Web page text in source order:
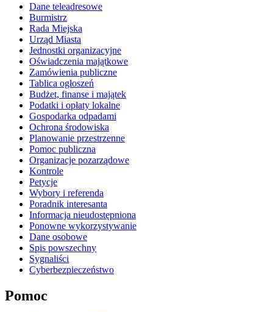
Dane teleadresowe
Burmistrz
Rada Miejska
Urząd Miasta
Jednostki organizacyjne
Oświadczenia majątkowe
Zamówienia publiczne
Tablica ogłoszeń
Budżet, finanse i majątek
Podatki i opłaty lokalne
Gospodarka odpadami
Ochrona środowiska
Planowanie przestrzenne
Pomoc publiczna
Organizacje pozarządowe
Kontrole
Petycje
Wybory i referenda
Poradnik interesanta
Informacja nieudostępniona
Ponowne wykorzystywanie
Dane osobowe
Spis powszechny
Sygnaliści
Cyberbezpieczeństwo
Pomoc